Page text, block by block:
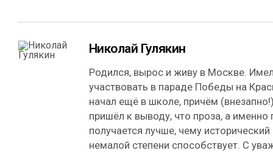
Николай Гулякин
Родился, вырос и живу в Москве.
участвовать в параде Победы на
начал ещё в школе, причём
пришёл к выводу, что проза, а именно
получается лучше, чему
немалой степени способствует. С